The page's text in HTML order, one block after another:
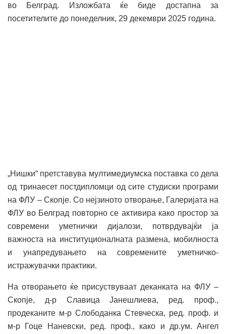
во Белград. Изложбата ќе биде достапна за
посетителите до понеделник, 29 декември 2025 година.
„Нишки“ претставува мултимедиумска поставка со дела
од тринаесет постдипломци од сите студиски програми
на ФЛУ – Скопје. Со нејзиното отворање, Галеријата на
ФЛУ во Белград повторно се активира како простор за
современи уметнички дијалози, потврдувајќи ја
важноста на институционалната размена, мобилноста
и унапредувањето на современите уметничко-
истражувачки практики.
На отворањето ќе присуствуваат деканката на ФЛУ –
Скопје, д-р Славица Јанешлиева, ред. проф.,
продеканите м-р Слободанка Стевческа, ред. проф. и
м-р Гоце Наневски, ред. проф., како и др.ум. Ангел